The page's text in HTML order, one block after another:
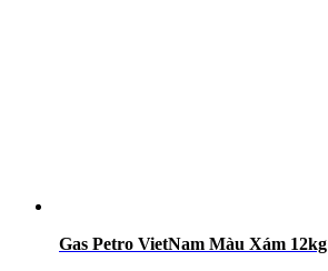
Gas Petro VietNam Màu Xám 12kg